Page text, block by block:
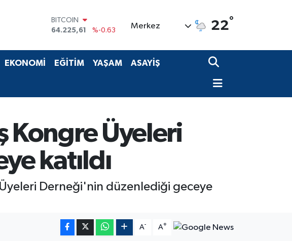
BITCOIN
64.225,61
%-0.63
47,6704
%0
EURO
13.799
%70
Merkez 22°
EKONOMİ EĞİTİM YAŞAM ASAYİŞ
Kongre Üyeleri
katıldı
Derneği'nin düzenlediği geceye
A- A+